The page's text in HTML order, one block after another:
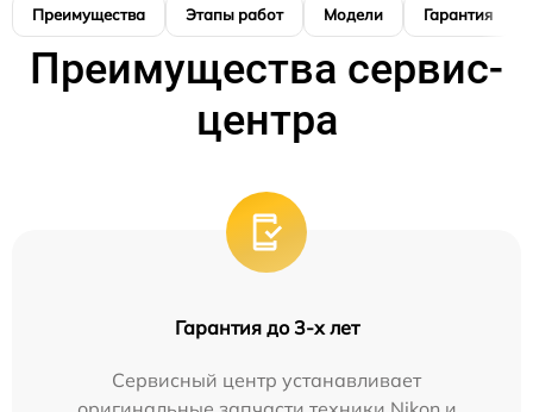
Преимущества Этапы работ Модели Гарантия
Преимущества сервис-
центра
Гарантия до 3-х лет
Сервисный центр устанавливает